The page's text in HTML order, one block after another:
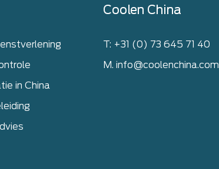
in China
Coolen China
T: +31 (0) 73 645 71 40
M. info@coolenchina.com